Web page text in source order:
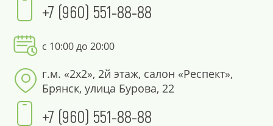
+7 (960) 551-88-88
с 10:00 до 20:00
г.м. «2х2», 2й этаж, салон «Респект»,
Брянск, улица Бурова, 22
+7 (960) 551-88-88